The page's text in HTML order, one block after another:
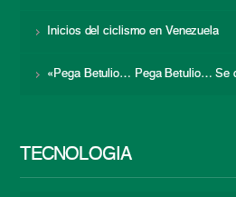
Inicios del ciclismo en Venezuela
«Pega Betulio… Pega Betulio… Se
TECNOLOGÍA